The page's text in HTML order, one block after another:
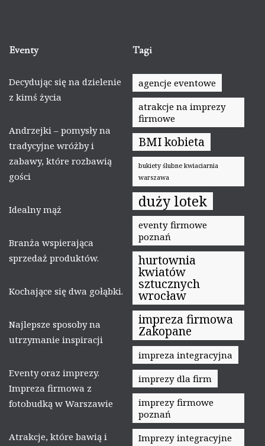
Eventy
Decydując się na dzielenie
z kimś życia
Andrzejki – pomysły na
tradycyjne wróżby i
zabawy, które rozbawią
gości
Idealny mąż
Branża wspierająca
sprzedaż produktów.
Kochające się dwa gołąbki.
Najlepsze sposoby na
utrzymanie inspiracji
Eventy oraz imprezy.
Impreza firmowa z
fotobudką w Warszawie
Atrakcje, które bawią i
Tagi
agencje eventowe
atrakcje na imprezy
firmowe
BMI kobieta
bukiety ślubne kwiaciarnia
warszawa
duży lotek
eventy firmowe
poznań
hurtownia
kwiatów
sztucznych
wrocław
impreza firmowa
Zakopane
impreza integracyjna
imprezy dla firm
imprezy firmowe
poznań
Imprezy integracyjne